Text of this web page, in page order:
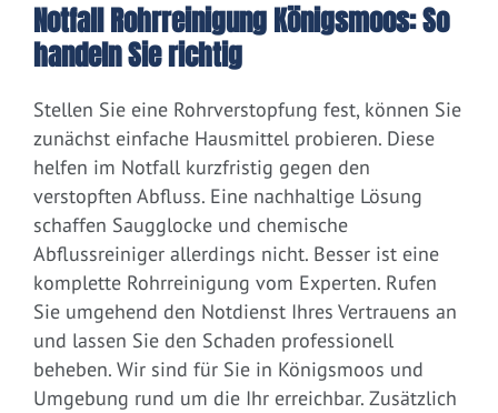
Notfall Rohrreinigung Königsmoos: So
handeln Sie richtig
Stellen Sie eine Rohrverstopfung fest, können Sie
zunächst einfache Hausmittel probieren. Diese
helfen im Notfall kurzfristig gegen den
verstopften Abfluss. Eine nachhaltige Lösung
schaffen Saugglocke und chemische
Abflussreiniger allerdings nicht. Besser ist eine
komplette Rohrreinigung vom Experten. Rufen
Sie umgehend den Notdienst Ihres Vertrauens an
und lassen Sie den Schaden professionell
beheben. Wir sind für Sie in Königsmoos und
Umgebung rund um die Ihr erreichbar. Zusätzlich